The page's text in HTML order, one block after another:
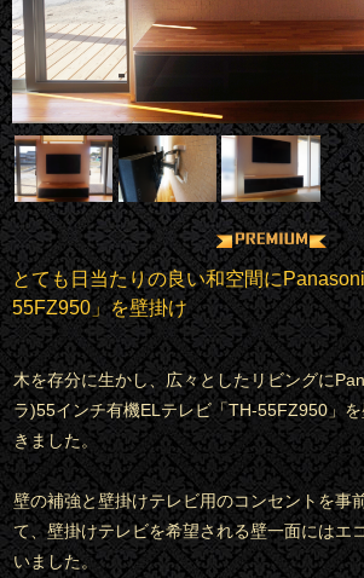
とても日当たりの良い和空間に
55FZ950」を壁掛け
木を存分に生かし、広々としたリビングに
ラ)55インチ有機ELテレビ「TH-55FZ950」
きました。
壁の補強と壁掛けテレビ用のコンセントを事
て、壁掛けテレビを希望される壁一面にはエ
いました。